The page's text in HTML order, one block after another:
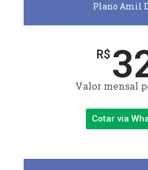
Plano Amil
R$
Valor mensal
Cotar via